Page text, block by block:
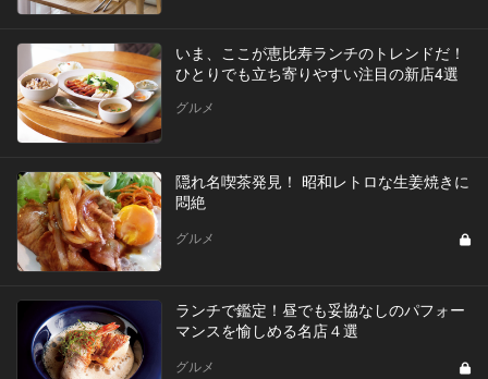
いま、ここが恵比寿ランチのトレンドだ！
ひとりでも立ち寄りやすい注目の新店4選
グルメ
隠れ名喫茶発見！ 昭和レトロな生姜焼きに
悶絶
グルメ
ランチで鑑定！昼でも妥協なしのパフォー
マンスを愉しめる名店４選
グルメ